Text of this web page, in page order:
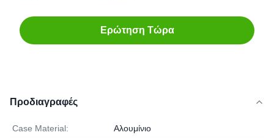
Ερώτηση Τώρα
Προδιαγραφές
Case Material: Αλουμίνιο